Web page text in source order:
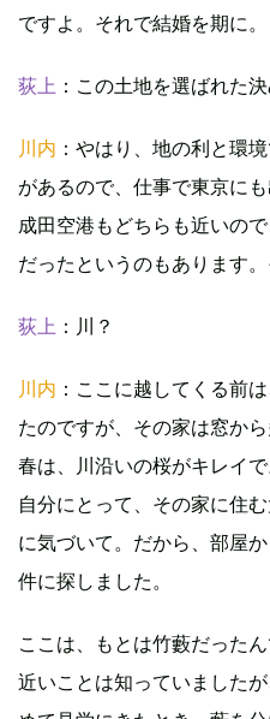
ですよ。それで結婚を期に。
荻上 ：この土地を選ばれた
川内 ：やはり、地の利と環
があるので、仕事で東京に
成田空港もどちらも近いの
だったというのもあります。
荻上 ：川？
川内 ：ここに越してくる前
たのですが、その家は窓か
春は、川沿いの桜がキレイ
自分にとって、その家に住
に気づいて。だから、部屋
件に探しました。
ここは、もとは竹藪だった
近いことは知っていました